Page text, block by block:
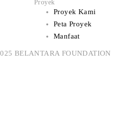
Proyek
Proyek Kami
Peta Proyek
Manfaat
BELANTARA FOUNDATION